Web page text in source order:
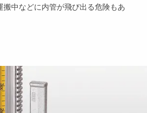
搬中などに内管が飛び出る危険もあ